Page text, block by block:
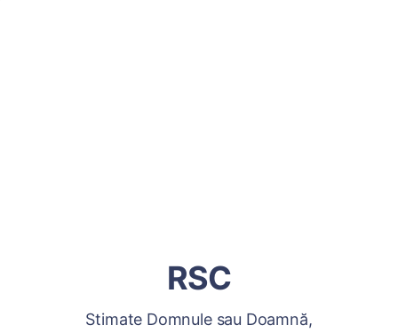
RSC
Stimate Domnule sau Doamnă,